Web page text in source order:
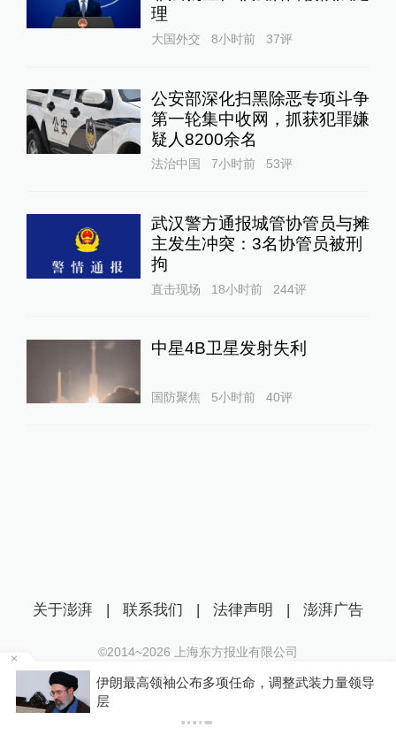
理
大国外交 8小时前 37评
公安部深化扫黑除恶专项斗争
第一轮集中收网，抓获犯罪嫌
疑人8200余名
法治中国 7小时前 53评
武汉警方通报城管协管员与摊
主发生冲突：3名协管员被刑
拘
直击现场 18小时前 244评
中星4B卫星发射失利
国防聚焦 5小时前 40评
你有权知道更多
装力量领导
关于澎湃 | 联系我们 | 法律声明 | 澎湃广告
©2014~2026 上海东方报业有限公司
沪ICP证：沪B2-20170116 | 沪ICP备14003370号
互联网新闻信息服务许可证：31120170006
沪公网安备 31010602000299号